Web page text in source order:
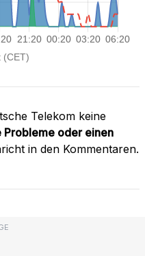
Telekom keine
Probleme oder einen
in den Kommentaren.